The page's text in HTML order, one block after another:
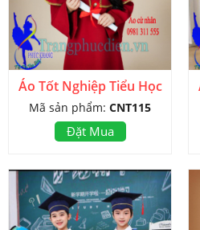
Áo Tốt Nghiệp Tiểu Học
Mã sản phẩm: CNT115
Đặt Mua